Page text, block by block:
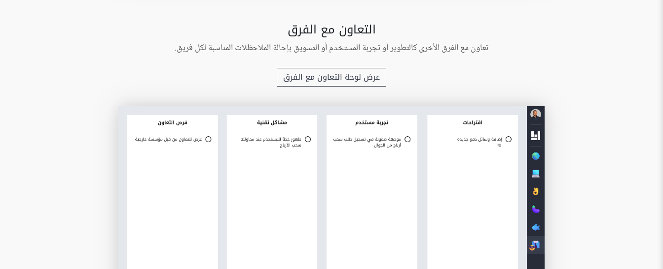
التعاون مع الفرق
تعاون مع الفرق الأخرى كالتطوير أو تجربة المستخدم أو التسويق بإحالة الملاحظلات المناسبة لكل فريق.
عرض لوحة التعاون مع الفرق